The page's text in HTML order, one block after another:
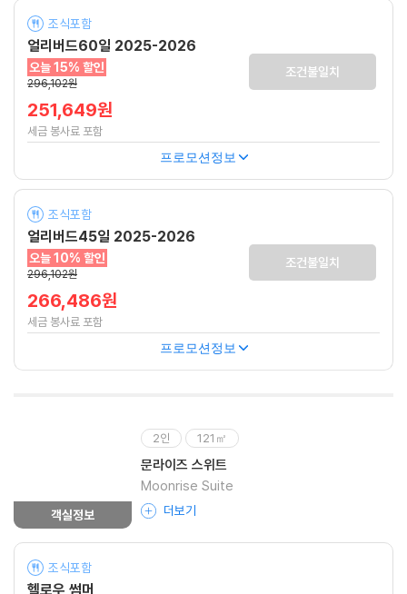
얼리버드60일 2025-2026
조식포함
오늘 15% 할인
296,102원
251,649원
세금 봉사료 포함
조건불일치
프로모션정보
얼리버드45일 2025-2026
조식포함
오늘 10% 할인
296,102원
266,486원
세금 봉사료 포함
조건불일치
프로모션정보
객실정보
2인 121㎡
문라이즈 스위트
Moonrise Suite
더보기
헬로우 썸머
조식포함